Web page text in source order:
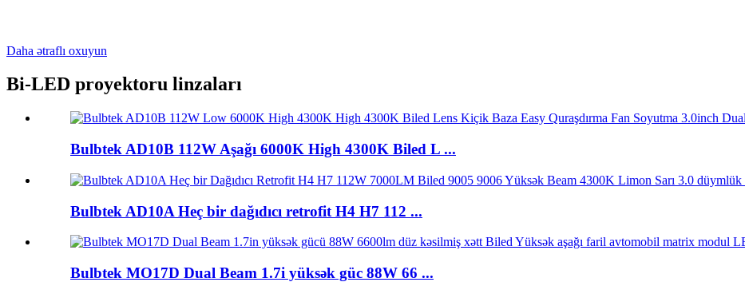
Daha ətraflı oxuyun
Bi-LED proyektoru linzaları
Bulbtek AD10B 112W Aşağı 6000K High 4300K ​​Biled L ...
Bulbtek AD10A Heç bir dağıdıcı retrofit H4 H7 112 ...
Bulbtek MO17D Dual Beam 1.7i yüksək güc 88W 66 ...